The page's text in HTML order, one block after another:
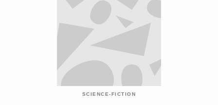
SCIENCE-FICTION